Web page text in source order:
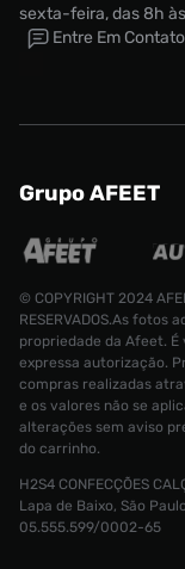
sexta-feira, das 8h
Entre Em Contato
Grupo AFEET
© COPYRIGHT 2024
RESERVADOS.As fotos
propriedade da Afeet.
expressa autorização.
compras realizadas
e os valores não se
alterações sem aviso
do carrinho.
H2S4 CONFECÇÕES
Lapa de Baixo, São
05.555.599/0002-65